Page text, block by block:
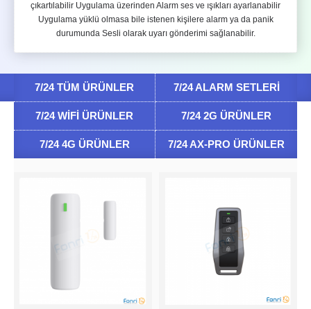
çıkartılabilir Uygulama üzerinden Alarm ses ve ışıkları ayarlanabilir
Uygulama yüklü olmasa bile istenen kişilere alarm ya da panik
durumunda Sesli olarak uyarı gönderimi sağlanabilir.
7/24 TÜM ÜRÜNLER 7/24 ALARM SETLERI
7/24 WIFI ÜRÜNLER 7/24 2G ÜRÜNLER
7/24 4G ÜRÜNLER 7/24 AX-PRO ÜRÜNLER